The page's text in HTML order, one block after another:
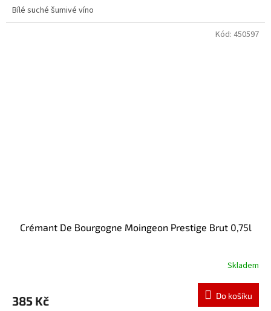
Bílé suché šumivé víno
Crémant De Bourgogne Moingeon Prestige Brut 0,75l
Skladem
385 Kč Do košíku
Kód: 450597